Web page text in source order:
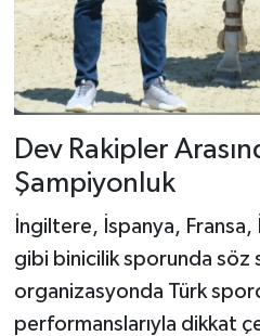
Dev Rakipler
Şampiyonluk
İngiltere, İspanya,
gibi binicilik sporunda söz
organizasyonda Türk
performanslarıyla dikkat